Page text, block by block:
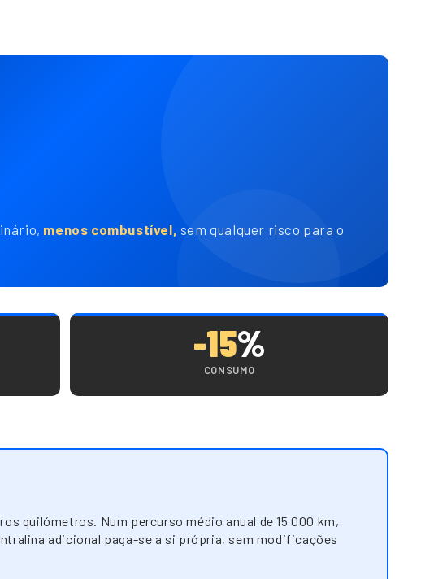
menos combustível, sem qualquer risco para o
-15%
CONSUMO
quilómetros. Num percurso médio anual de 15 000 km,
adicional paga-se a si própria, sem modificações